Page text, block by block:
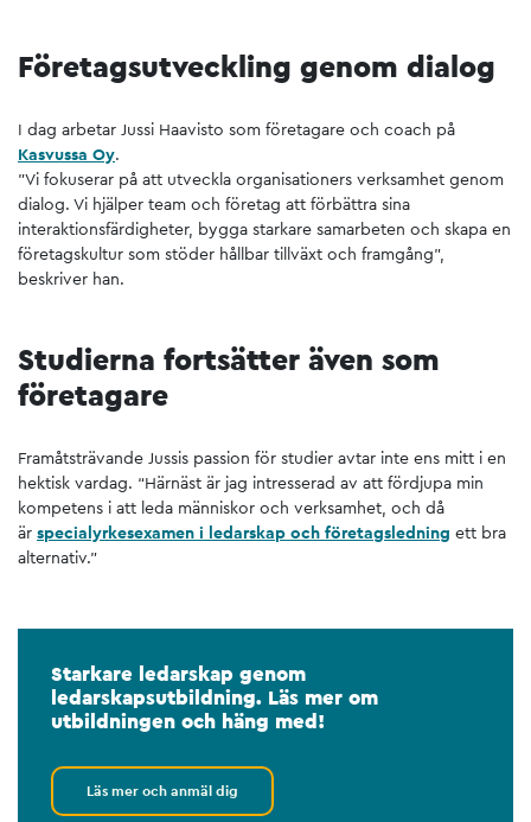
Företagsutveckling genom dialog
I dag arbetar Jussi Haavisto som företagare och coach på
Kasvussa Oy.
”Vi fokuserar på att utveckla organisationers verksamhet genom
dialog. Vi hjälper team och företag att förbättra sina
interaktionsfärdigheter, bygga starkare samarbeten och skapa en
företagskultur som stöder hållbar tillväxt och framgång”,
beskriver han.
Studierna fortsätter även som
företagare
Framåtsträvande Jussis passion för studier avtar inte ens mitt i en
hektisk vardag. “Härnäst är jag intresserad av att fördjupa min
kompetens i att leda människor och verksamhet, och då
är specialyrkesexamen i ledarskap och företagsledning ett bra
alternativ.”
Starkare ledarskap genom
ledarskapsutbildning. Läs mer om
utbildningen och häng med!
Läs mer och anmäl dig